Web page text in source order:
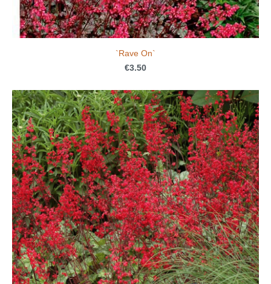
`Rave On`
€3.50